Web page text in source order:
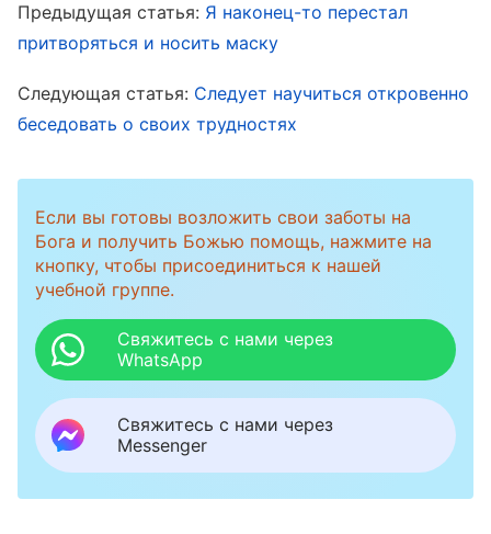
ясно увидеть их проблемы и не знала, что
решение вместе с ними. Я просто заставляла
себя находить отрывок из Божьих слов и кое-
как общалась, чтобы просто выкрутиться. И
так я жила в постоянном страхе, что братья и
сестры будут смотреть на меня свысока.
Особенно подавленной я чувствовала себя во
время собраний, и жила во тьме и боли, не
находя облегчения. Я даже пожалела, что
согласилась исполнять этот долг.
Позже я открылась о своем состоянии
Предыдущая статья: Я наконец-то перестал
притворяться и носить маску
Следующая статья: Следует научиться откровенно
беседовать о своих трудностях
Если вы готовы возложить свои заботы на
Бога и получить Божью помощь, нажмите на
кнопку, чтобы присоединиться к нашей
учебной группе.
Свяжитесь с нами через
WhatsApp
Свяжитесь с нами через
Messenger